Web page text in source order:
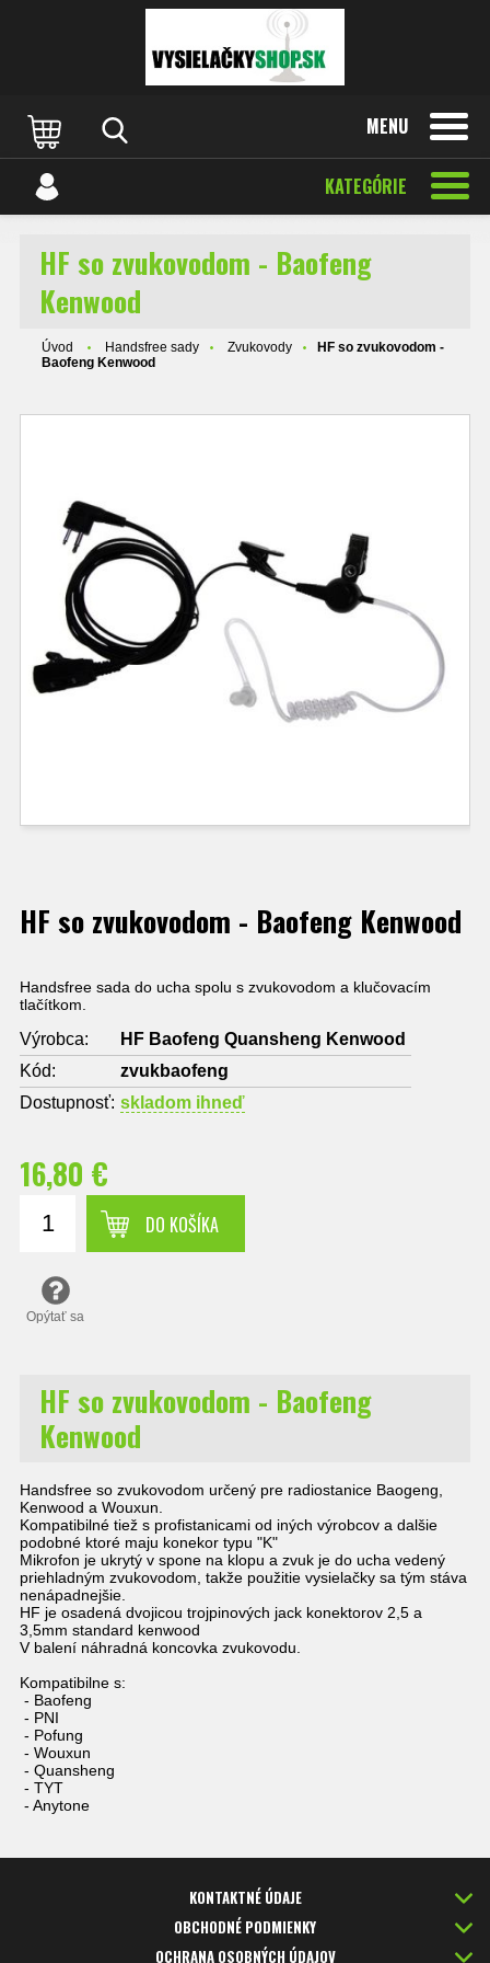
MENU
KATEGÓRIE
HF so zvukovodom - Baofeng
Kenwood
Úvod Handsfree sady Zvukovody
HF so zvukovodom -
Baofeng Kenwood
HF so zvukovodom - Baofeng Kenwood
Handsfree sada do ucha spolu s zvukovodom a klučovacím
tlačítkom.
Výrobca:
HF Baofeng Quansheng Kenwood
Kód:
zvukbaofeng
Dostupnosť: skladom ihneď
16,80 €
DO KOŠÍKA
Opýtať sa
HF so zvukovodom - Baofeng
Kenwood
Handsfree so zvukovodom určený pre radiostanice Baogeng,
Kenwood a Wouxun.
Kompatibilné tiež s profistanicami od iných výrobcov a dalšie
podobné ktoré maju konekor typu "K"
Mikrofon je ukrytý v spone na klopu a zvuk je do ucha vedený
priehladným zvukovodom, takže použitie vysielačky sa tým stáva
nenápadnejšie.
HF je osadená dvojicou trojpinových jack konektorov 2,5 a
3,5mm standard kenwood
V balení náhradná koncovka zvukovodu.
Kompatibilne s:
- Baofeng
- PNI
- Pofung
- Wouxun
- Quansheng
- TYT
- Anytone
KONTAKTNÉ ÚDAJE
OBCHODNÉ PODMIENKY
OCHRANA OSOBNÝCH ÚDAJOV